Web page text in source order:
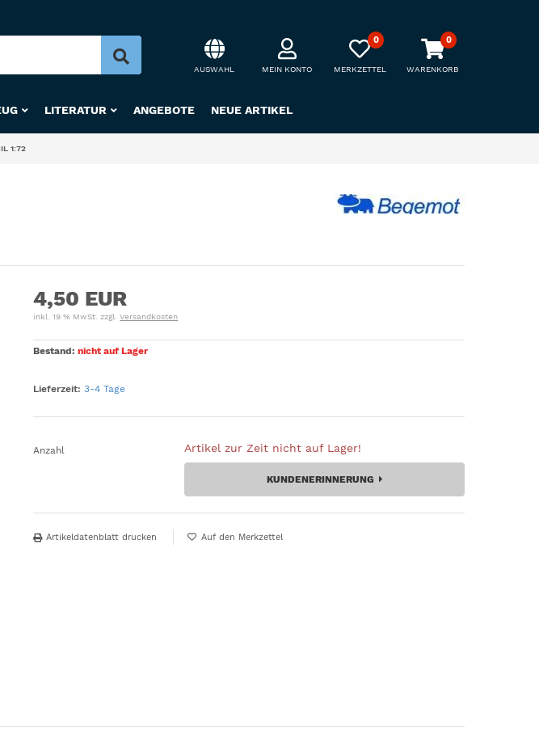
AUSWAHL MEIN KONTO
0
MERKZETTEL
0
WARENKORB
LITERATUR ANGEBOTE NEUE ARTIKEL
1:72
4,50 EUR
inkl. 19 % MwSt. zzgl.Versandkosten
Bestand:nicht auf Lager
Lieferzeit: 3-4 Tage
Anzahl Artikel zur Zeit nicht auf Lager!
KUNDENERINNERUNG
Artikeldatenblatt drucken